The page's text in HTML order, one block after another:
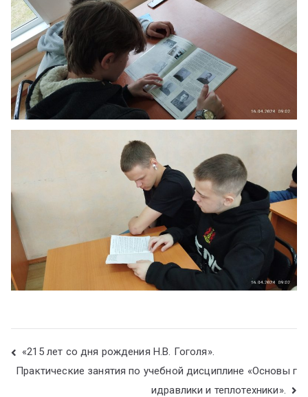
«215 лет со дня рождения Н.В. Гоголя».
Практические занятия по учебной дисциплине «Основы г
идравлики и теплотехники».